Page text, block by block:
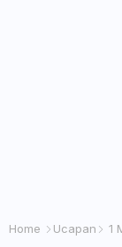
Home Ucapan 1